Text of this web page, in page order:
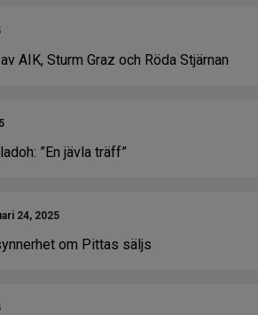
AIK, Sturm Graz och Röda Stjärnan
”En jävla träff”
24, 2025
om Pittas säljs